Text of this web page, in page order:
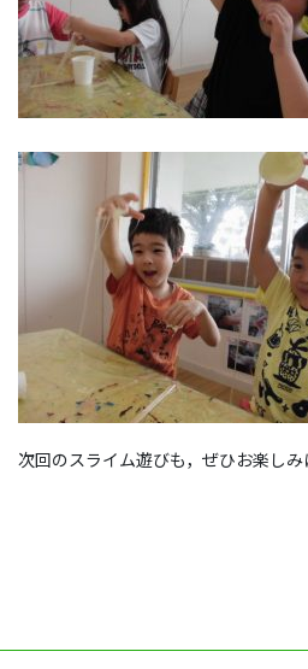
次回のスライム遊びも，ぜひお楽しみ